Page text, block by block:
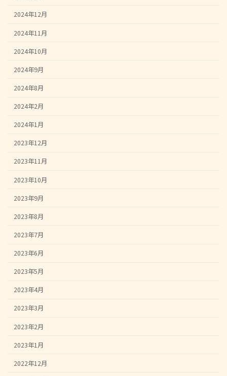
2024年12月
2024年11月
2024年10月
2024年9月
2024年8月
2024年2月
2024年1月
2023年12月
2023年11月
2023年10月
2023年9月
2023年8月
2023年7月
2023年6月
2023年5月
2023年4月
2023年3月
2023年2月
2023年1月
2022年12月